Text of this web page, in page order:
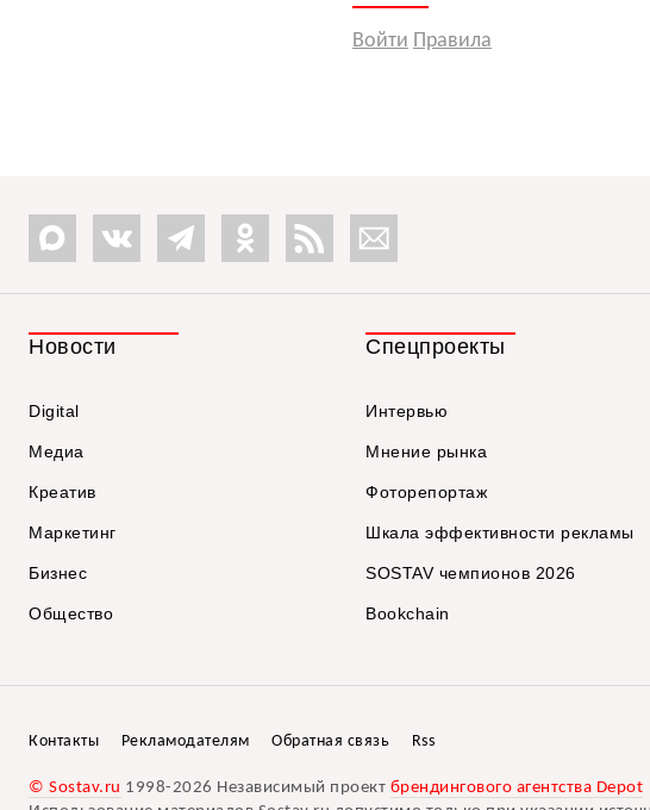
Войти Правила
Новости
Digital
Медиа
Креатив
Маркетинг
Бизнес
Общество
Спецпроекты
Интервью
Мнение рынка
Фоторепортаж
Шкала эффективности рекламы
SOSTAV чемпионов 2026
Bookchain
Контакты Рекламодателям Обратная связь Rss
© Sostav.ru 1998-2026 Независимый проект брендингового агентства Depot